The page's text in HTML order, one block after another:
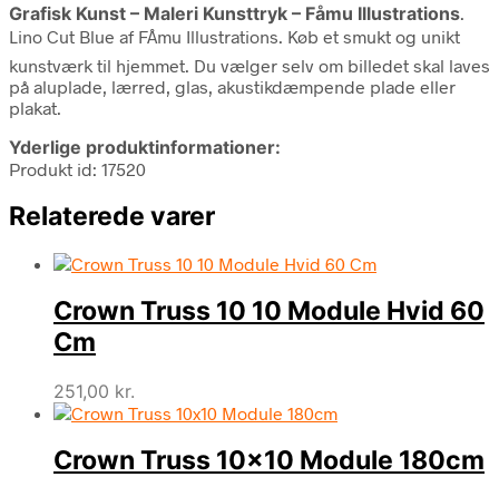
Grafisk Kunst – Maleri Kunsttryk – Fåmu Illustrations.
Lino Cut Blue af FÅmu Illustrations. Køb et smukt og unikt
kunstværk til hjemmet. Du vælger selv om billedet skal laves
på aluplade, lærred, glas, akustikdæmpende plade eller
plakat.
Yderlige produktinformationer:
Produkt id: 17520
Relaterede varer
Crown Truss 10 10 Module Hvid 60
Cm
251,00 kr.
Crown Truss 10×10 Module 180cm